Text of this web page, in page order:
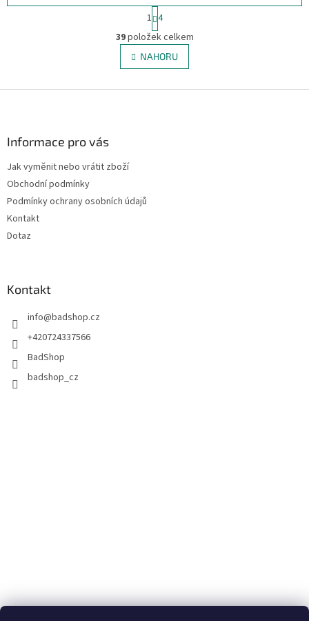
O
v
l
á
S
t
r
á
n
k
v
1 4
39položek celkem
NAHORU
Informace pro vás
Jak vyměnit nebo vrátit zboží
Obchodní podmínky
Podmínky ochrany osobních údajů
Kontakt
Dotaz
Kontakt
info@badshop.cz
+420724337566
BadShop
badshop_cz